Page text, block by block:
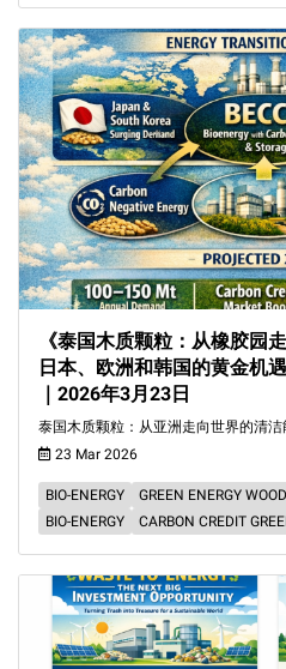
《泰国木质颗粒：从橡胶园
日本、欧洲和韩国的黄金机
｜2026年3月23日
泰国木质颗粒：从亚洲走向世界的清洁
23 Mar 2026
BIO-ENERGY
GREEN ENERGY
BIO-ENERGY
CARBON CREDIT